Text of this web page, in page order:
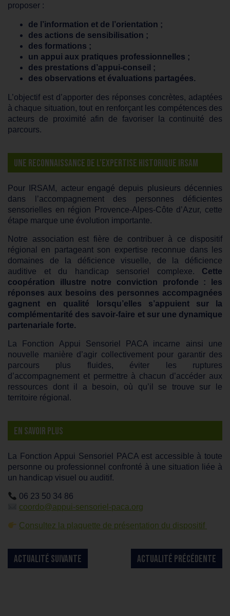
proposer :
de l’information et de l’orientation ;
des actions de sensibilisation ;
des formations ;
un appui aux pratiques professionnelles ;
des prestations d’appui-conseil ;
des observations et évaluations partagées.
L’objectif est d’apporter des réponses concrètes, adaptées
à chaque situation, tout en renforçant les compétences des
acteurs de proximité afin de favoriser la continuité des
parcours.
UNE RECONNAISSANCE DE L’EXPERTISE HISTORIQUE IRSAM
Pour IRSAM, acteur engagé depuis plusieurs décennies
dans l’accompagnement des personnes déficientes
sensorielles en région Provence-Alpes-Côte d’Azur, cette
étape marque une évolution importante.
Notre association est fière de contribuer à ce dispositif
régional en partageant son expertise reconnue dans les
domaines de la déficience visuelle, de la déficience
auditive et du handicap sensoriel complexe. Cette
coopération illustre notre conviction profonde : les
réponses aux besoins des personnes accompagnées
gagnent en qualité lorsqu’elles s’appuient sur la
complémentarité des savoir-faire et sur une dynamique
partenariale forte.
La Fonction Appui Sensoriel PACA incarne ainsi une
nouvelle manière d’agir collectivement pour garantir des
parcours plus fluides, éviter les ruptures
d’accompagnement et permettre à chacun d’accéder aux
ressources dont il a besoin, où qu’il se trouve sur le
territoire régional.
EN SAVOIR PLUS
La Fonction Appui Sensoriel PACA est accessible à toute
personne ou professionnel confronté à une situation liée à
un handicap visuel ou auditif.
06 23 50 34 86
coordo@appui-sensoriel-paca.org
Consultez la plaquette de présentation du dispositif
ACTUALITÉ SUIVANTE ACTUALITÉ PRÉCÉDENTE